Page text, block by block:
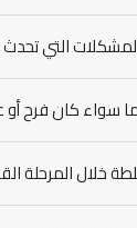
التي
سواء كان فرح أو
خلال المرحلة